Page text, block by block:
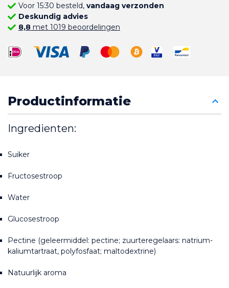
Voor 15:30 besteld, vandaag verzonden
Deskundig advies
8,8met 1019 beoordelingen
Productinformatie
Ingredienten:
Suiker
Fructosestroop
Water
Glucosestroop
Pectine (geleermiddel: pectine; zuurteregelaars: natrium-
kaliumtartraat, polyfosfaat; maltodextrine)
Natuurlijk aroma